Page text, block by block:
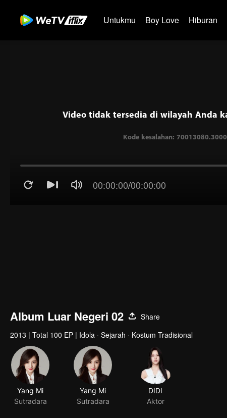
Untukmu Boy Love Hiburan
00:00:00/00:00:00
Album Luar Negeri 02
Share
2013 | Total 100 EP | Idola · Sejarah · Kostum Tradisional
Yang Mi
Sutradara
Yang Mi
Sutradara
DIDI
Aktor